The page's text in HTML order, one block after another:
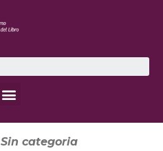
Sin categoria